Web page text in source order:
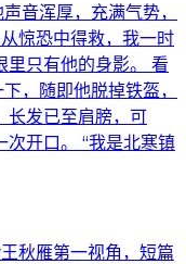
音浑厚，充满气势，
惊恐中得救，我一时
里只有他的身影。 看
，随即他脱掉铁盔，
长发已至肩膀，可
开口。 “我是北寒镇
秋雁第一视角，短篇